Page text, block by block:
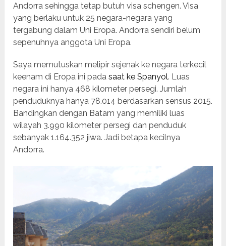
Andorra sehingga tetap butuh visa schengen. Visa
yang berlaku untuk 25 negara-negara yang
tergabung dalam Uni Eropa. Andorra sendiri belum
sepenuhnya anggota Uni Eropa.
Saya memutuskan melipir sejenak ke negara terkecil
keenam di Eropa ini padasaat ke Spanyol. Luas
negara ini hanya 468 kilometer persegi. Jumlah
penduduknya hanya 78.014 berdasarkan sensus 2015.
Bandingkan dengan Batam yang memiliki luas
wilayah 3.990 kilometer persegi dan penduduk
sebanyak 1.164.352 jiwa. Jadi betapa kecilnya
Andorra.